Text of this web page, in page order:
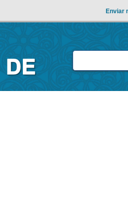
Enviar